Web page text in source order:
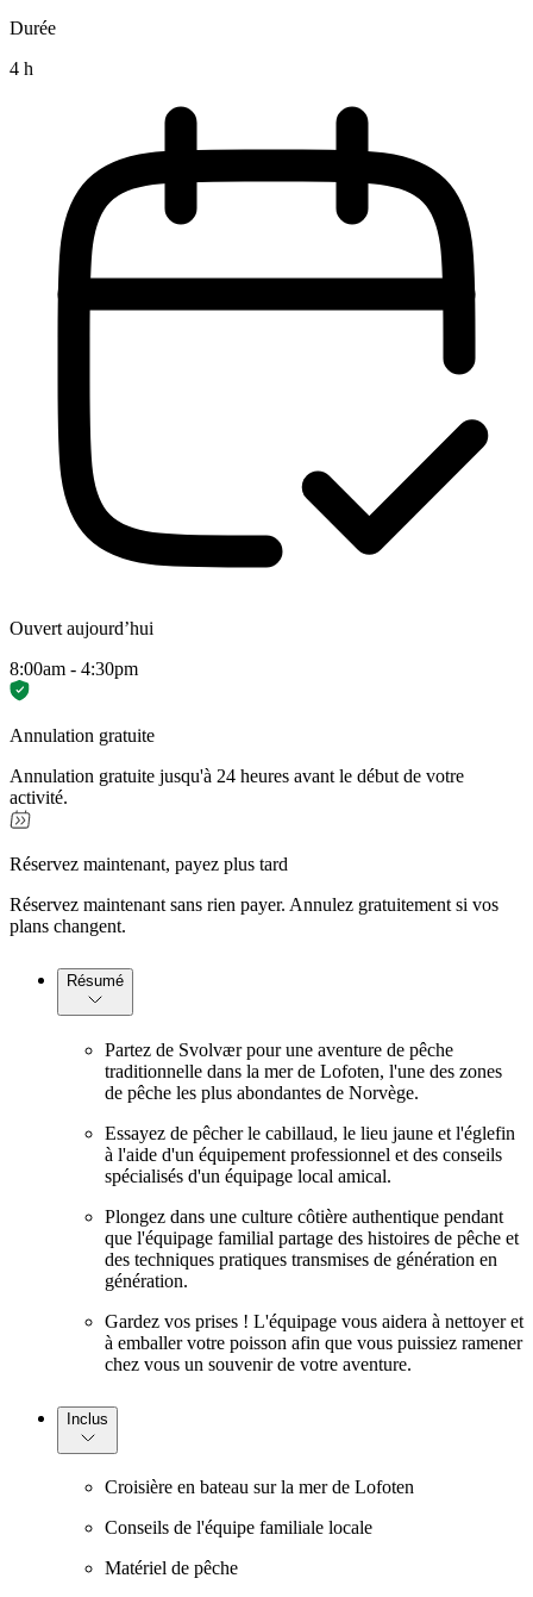
Durée
4 h
Ouvert aujourd’hui
8:00am - 4:30pm
Annulation gratuite
Annulation gratuite jusqu'à 24 heures avant le début de votre
activité.
Réservez maintenant, payez plus tard
Réservez maintenant sans rien payer. Annulez gratuitement si vos
plans changent.
Résumé
Partez de Svolvær pour une aventure de pêche
traditionnelle dans la mer de Lofoten, l'une des zones
de pêche les plus abondantes de Norvège.
Essayez de pêcher le cabillaud, le lieu jaune et l'églefin
à l'aide d'un équipement professionnel et des conseils
spécialisés d'un équipage local amical.
Plongez dans une culture côtière authentique pendant
que l'équipage familial partage des histoires de pêche et
des techniques pratiques transmises de génération en
génération.
Gardez vos prises ! L'équipage vous aidera à nettoyer et
à emballer votre poisson afin que vous puissiez ramener
chez vous un souvenir de votre aventure.
Inclus
Croisière en bateau sur la mer de Lofoten
Conseils de l'équipe familiale locale
Matériel de pêche